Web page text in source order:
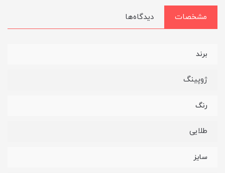
مشخصات دیدگاه‌ها
برند
ژوپینگ
رنگ
طلایی
سایز